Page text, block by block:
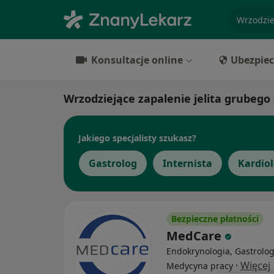
Konsultacje online
Wrzodziejące zapalenie jelita grubego
Jakiego specjalisty szukasz?
Gastrolog Internista
Bezpieczne płatności
MedCare
Endokrynologia,
Medycyna pracy · Więcej